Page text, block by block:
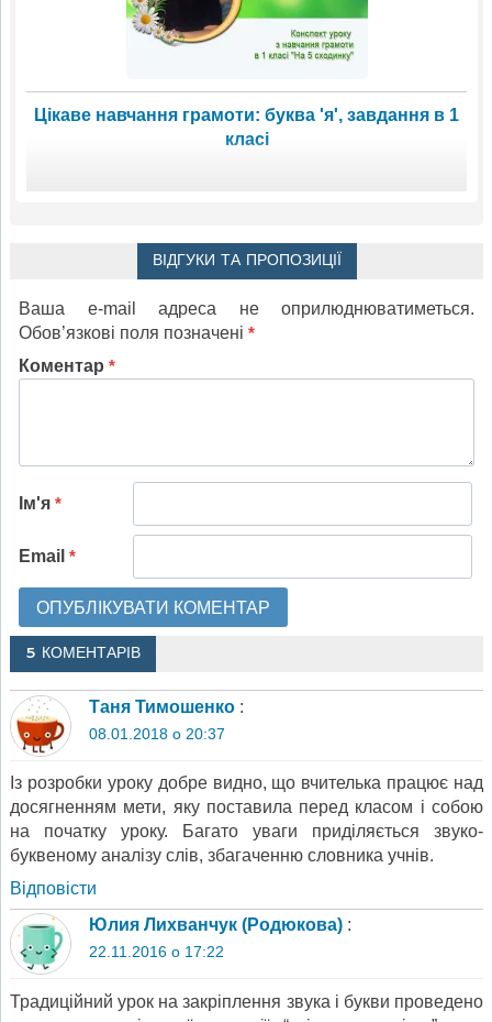
Цікаве навчання грамоти: буква 'я', завдання в 1
класі
ВІДГУКИ ТА ПРОПОЗИЦІЇ
Ваша e-mail адреса не оприлюднюватиметься.
Обов’язкові поля позначені *
Коментар *
Ім'я *
Email *
5 КОМЕНТАРІВ
Таня Тимошенко :
08.01.2018 о 20:37
Із розробки уроку добре видно, що вчителька працює над
досягненням мети, яку поставила перед класом і собою
на початку уроку. Багато уваги приділяється звуко-
буквеному аналізу слів, збагаченню словника учнів.
Відповіcти
Юлия Лихванчук (Родюкова) :
22.11.2016 о 17:22
Традиційний урок на закріплення звука і букви проведено